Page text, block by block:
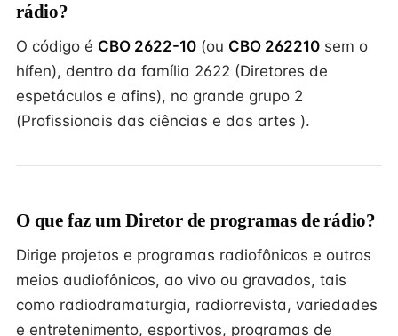
rádio?
O código é CBO 2622-10 (ou CBO 262210 sem o
hífen), dentro da família 2622 (Diretores de
espetáculos e afins), no grande grupo 2
(Profissionais das ciências e das artes ).
O que faz um Diretor de programas de rádio?
Dirige projetos e programas radiofônicos e outros
meios audiofônicos, ao vivo ou gravados, tais
como radiodramaturgia, radiorrevista, variedades
e entretenimento, esportivos, programas de